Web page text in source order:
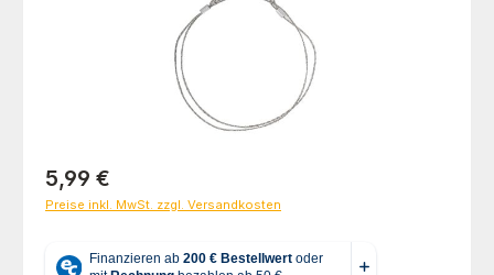
Regulärer Preis:
5,99 €
Preise inkl. MwSt. zzgl. Versandkosten